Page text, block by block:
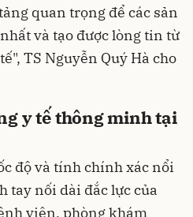
quan trọng để các sản
và tạo được lòng tin từ
TS Nguyễn Quý Hà cho
y tế thông minh tại
độ và tính chính xác nổi
tay nối dài đắc lực của
viện, phòng khám